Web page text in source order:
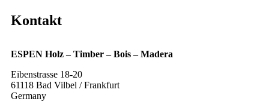
Kontakt
ESPEN Holz – Timber – Bois – Madera
Eibenstrasse 18-20
61118 Bad Vilbel / Frankfurt
Germany